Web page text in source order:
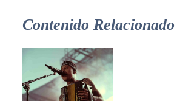
Contenido Relacionado